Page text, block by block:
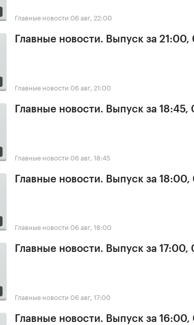
Главные новости 06 авг, 22:00
Главные новости. Выпуск за
Главные новости 06 авг, 21:00
Главные новости. Выпуск за
Главные новости 06 авг, 18:45
Главные новости. Выпуск за
Главные новости 06 авг, 18:00
Главные новости. Выпуск за
Главные новости 06 авг, 17:00
Главные новости. Выпуск за